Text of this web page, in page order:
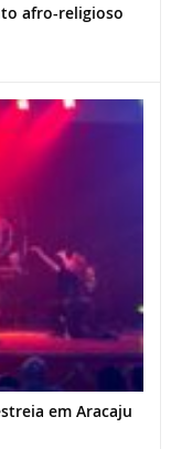
afro-religioso
em Aracaju